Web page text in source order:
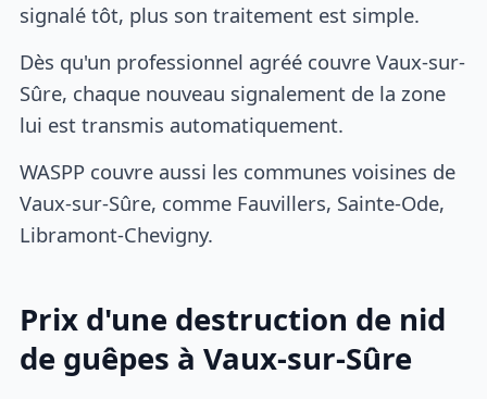
signalé tôt, plus son traitement est simple.
Dès qu'un professionnel agréé couvre Vaux-sur-
Sûre, chaque nouveau signalement de la zone
lui est transmis automatiquement.
WASPP couvre aussi les communes voisines de
Vaux-sur-Sûre, comme Fauvillers, Sainte-Ode,
Libramont-Chevigny.
Prix d'une destruction de nid
de guêpes à Vaux-sur-Sûre